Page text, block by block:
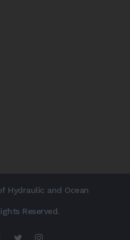
Hydraulic and Ocean
Reserved.